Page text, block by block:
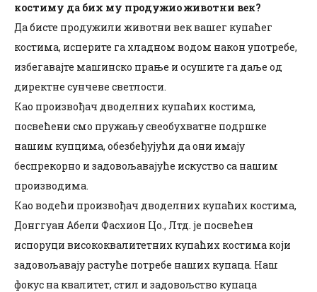
костиму да бих му продужио животни век?
Да бисте продужили животни век вашег купаћег
костима, исперите га хладном водом након употребе,
избегавајте машинско прање и осушите га даље од
директне сунчеве светлости.
Као произвођач дводелних купаћих костима,
посвећени смо пружању свеобухватне подршке
нашим купцима, обезбеђујући да они имају
беспрекорно и задовољавајуће искуство са нашим
производима.
Као водећи произвођач дводелних купаћих костима,
Донггуан Абели Фасхион Цо., Лтд. је посвећен
испоруци висококвалитетних купаћих костима који
задовољавају растуће потребе наших купаца. Наш
фокус на квалитет, стил и задовољство купаца